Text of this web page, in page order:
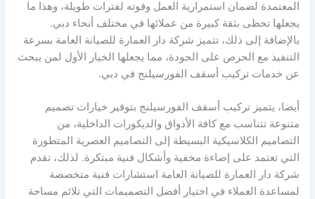
المعتمدة لضمان استمرارية العمل وقوته لفترات طويلة، وهذا ما
يجعلها تحظى بثقة كبيرة من عملائها في مختلف أنحاء دبي.
بالإضافة إلى ذلك، تتميز شركة دار العمارة للصيانة العامة بسرعة
التنفيذ مع الحرص على الجودة، مما يجعلها الخيار الأول لمن يبحث
عن خدمات تركيب أسقف الفورسيلنج في دبي.
أيضا، يتميز تركيب أسقف الفورسيلنج بتوفير خيارات تصميم
متنوعة تتناسب مع كافة الأذواق والديكورات الداخلية، من
التصاميم الكلاسيكية البسيطة إلى التصاميم العصرية المتطورة
التي تعتمد على إضاءة مخفية وأشكال فنية مبتكرة. لذلك، تقدم
شركة دار العمارة للصيانة العامة استشارات فنية متخصصة
لمساعدة العملاء في اختيار أفضل التصميمات التي تلائم مساحة